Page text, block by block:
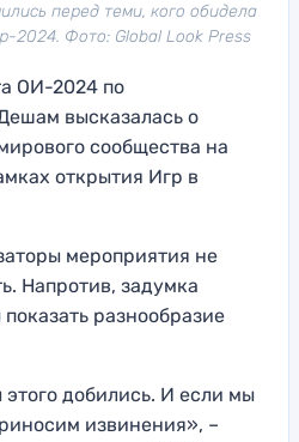
перед теми, кого обидела
2024. Фото: Global Look Press
ОИ-2024 по
высказалась о
сообщества на
открытия Игр в
мероприятия не
Напротив, задумка
разнообразие
добились. И если мы
извинения», –